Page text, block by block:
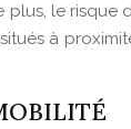
le risque
à